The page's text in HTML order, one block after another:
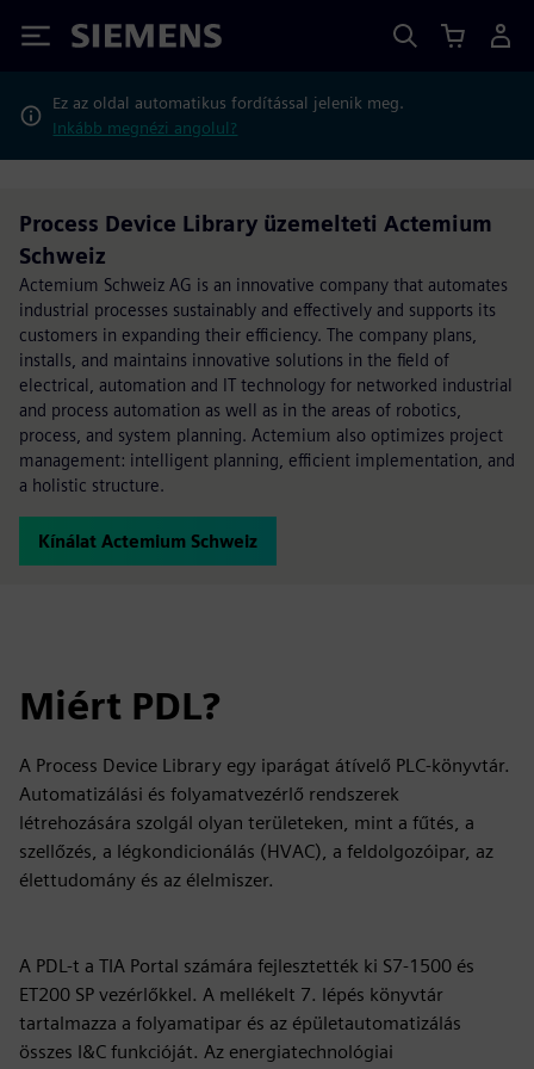
Siemens
Ez az oldal automatikus fordítással jelenik meg.
Inkább megnézi angolul?
Process Device Library üzemelteti Actemium
Schweiz
Actemium Schweiz AG is an innovative company that automates
industrial processes sustainably and effectively and supports its
customers in expanding their efficiency. The company plans,
installs, and maintains innovative solutions in the field of
electrical, automation and IT technology for networked industrial
and process automation as well as in the areas of robotics,
process, and system planning. Actemium also optimizes project
management: intelligent planning, efficient implementation, and
a holistic structure.
Kínálat Actemium Schweiz
Miért PDL?
A Process Device Library egy iparágat átívelő PLC-könyvtár.
Automatizálási és folyamatvezérlő rendszerek
létrehozására szolgál olyan területeken, mint a fűtés, a
szellőzés, a légkondicionálás (HVAC), a feldolgozóipar, az
élettudomány és az élelmiszer.
A PDL-t a TIA Portal számára fejlesztették ki S7-1500 és
ET200 SP vezérlőkkel. A mellékelt 7. lépés könyvtár
tartalmazza a folyamatipar és az épületautomatizálás
összes I&C funkcióját. Az energiatechnológiai